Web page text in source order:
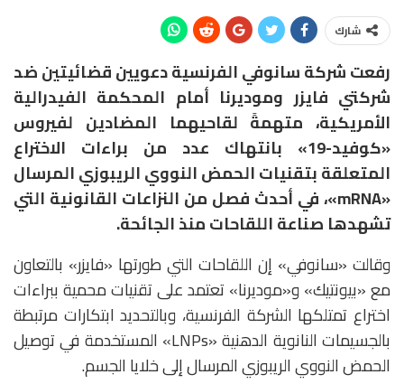
شارك
رفعت شركة سانوفي الفرنسية دعويين قضائيتين ضد
شركتي فايزر وموديرنا أمام المحكمة الفيدرالية
الأمريكية، متهمةً لقاحيهما المضادين لفيروس
«كوفيد-19» بانتهاك عدد من براءات الاختراع
المتعلقة بتقنيات الحمض النووي الريبوزي المرسال
«mRNA»، في أحدث فصل من النزاعات القانونية التي
تشهدها صناعة اللقاحات منذ الجائحة.
وقالت «سانوفي» إن اللقاحات التي طورتها «فايزر» بالتعاون
مع «بيونتيك» و«موديرنا» تعتمد على تقنيات محمية ببراءات
اختراع تمتلكها الشركة الفرنسية، وبالتحديد ابتكارات مرتبطة
بالجسيمات النانوية الدهنية «LNPs» المستخدمة في توصيل
الحمض النووي الريبوزي المرسال إلى خلايا الجسم.